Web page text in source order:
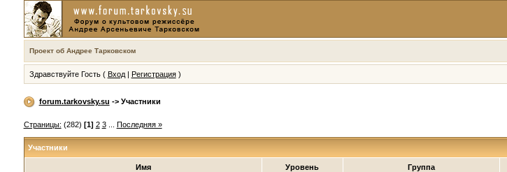
Проект об Андрее Тарковском
Здравствуйте Гость ( Вход| Регистрация)
forum.tarkovsky.su -> Участники
Страницы: (282) [1] 2 3... Последняя »
Участники
Имя Уровень Группа